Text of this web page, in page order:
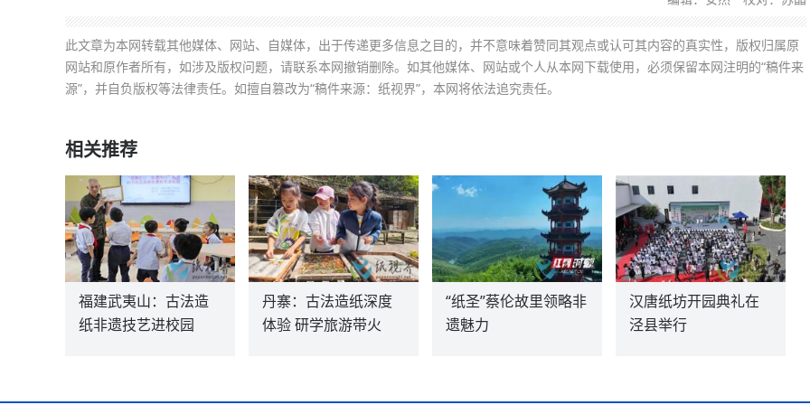
此文章为本网转载其他媒体、网站、自媒体，出于传递更多信息之目的，并不意味着赞同其观点或认可其内容的真实性，版权归属原
网站和原作者所有，如涉及版权问题，请联系本网撤销删除。如其他媒体、网站或个人从本网下载使用，必须保留本网注明的“稿件来
源”，并自负版权等法律责任。如擅自篡改为“稿件来源：纸视界”，本网将依法追究责任。
相关推荐
福建武夷山：古法造
纸非遗技艺进校园
丹寨：古法造纸深度
体验 研学旅游带火
“纸圣”蔡伦故里领略非
遗魅力
汉唐纸坊开园典礼在
泾县举行